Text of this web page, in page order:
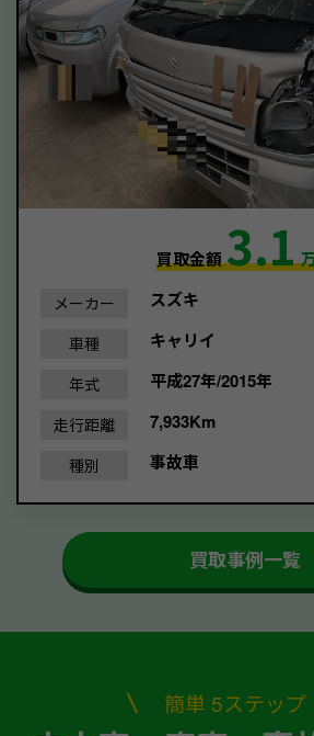
買取金額3.1
メーカー スズキ
車種 キャリイ
年式 平成27年/2015年
走行距離 7,933Km
種別 事故車
買取事例一覧
簡単 5ステップ